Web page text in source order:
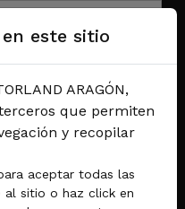
un test previo a la cita en
este sitio
ARAGÓN,
que permiten
y recopilar
aceptar todas las
al sitio o haz click en